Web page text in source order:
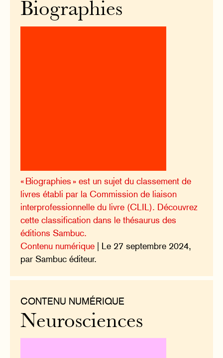
Biographies
« Biographies » est un sujet du classement de
livres établi par la Commission de liaison
interprofessionnelle du livre (CLIL). Découvrez
cette classification dans le thésaurus des
éditions Sambuc.
Contenu numérique | Le 27 septembre 2024,
par Sambuc éditeur.
CONTENU NUMÉRIQUE
Neurosciences